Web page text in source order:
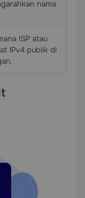
nama
ISP atau
IPv4 publik di